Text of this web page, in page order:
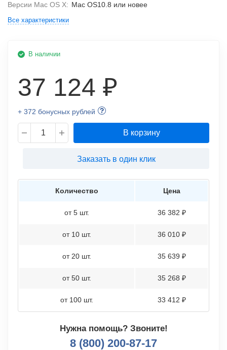
Версии Mac OS X: Mac OS10.8 или новее
Все характеристики
В наличии
37 124 ₽
+ 372 бонусных рублей
В корзину
Заказать в один клик
Количество Цена
от 5 шт. 36 382 ₽
от 10 шт. 36 010 ₽
от 20 шт. 35 639 ₽
от 50 шт. 35 268 ₽
от 100 шт. 33 412 ₽
Нужна помощь? Звоните!
8 (800) 200-87-17